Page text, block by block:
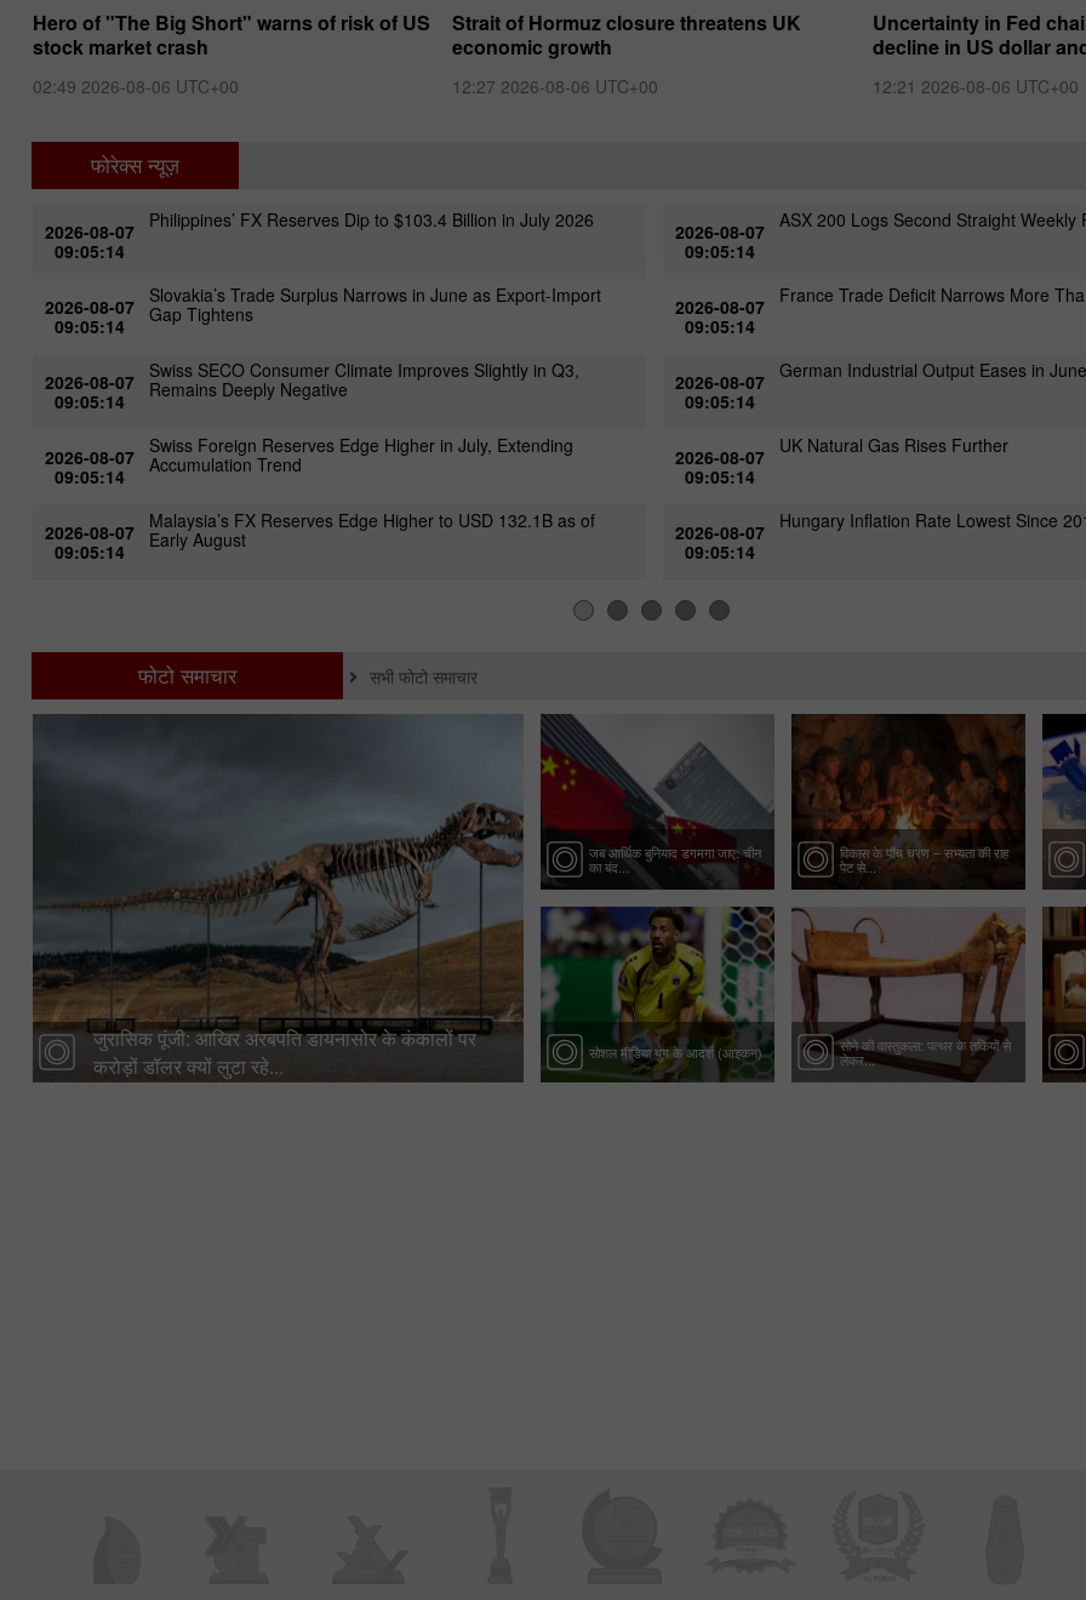
Hero of "The Big Short" warns of risk of US
stock market crash
02:49 2026-08-06 UTC+00
Strait of Hormuz closure threatens UK
economic growth
12:27 2026-08-06 UTC+00
Uncertainty in Fed
decline in US dollar
12:21 2026-08-06 UTC+00
फोरेक्स न्यूज़
2026-08-07
09:05:14
Philippines’ FX Reserves Dip to $103.4 Billion in July 2026
2026-08-07
09:05:14
Slovakia’s Trade Surplus Narrows in June as Export-Import
Gap Tightens
2026-08-07
09:05:14
Swiss SECO Consumer Climate Improves Slightly in Q3,
Remains Deeply Negative
2026-08-07
09:05:14
Swiss Foreign Reserves Edge Higher in July, Extending
Accumulation Trend
2026-08-07
09:05:14
Malaysia’s FX Reserves Edge Higher to USD 132.1B as of
Early August
2026-08-07
09:05:14
ASX 200 Logs Second Straight Weekly
2026-08-07
09:05:14
France Trade Deficit Narrows More
2026-08-07
09:05:14
German Industrial Output Eases in June
2026-08-07
09:05:14
UK Natural Gas Rises Further
2026-08-07
09:05:14
Hungary Inflation Rate Lowest Since
फोटो समाचार सभी फोटो समाचार
जुरासिक पूंजी: आखिर अरबपति डायनासोर के कंकालों पर
करोड़ों डॉलर क्यों लुटा रहे...
जब आर्थिक बुनियाद डगमगा जाए: चीन
का बंद...
सोशल मीडिया युग के आदर्श (आइकन)
विकास के पाँच चरण – सभ्यता की राह
पेट से...
सोने की वास्तुकला: पत्थर के तकियों से
लेकर...